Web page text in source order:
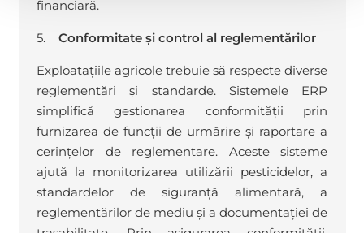
financiară.
5. Conformitate și control al reglementărilor
Exploatațiile agricole trebuie să respecte diverse
reglementări și standarde. Sistemele ERP
simplifică gestionarea conformității prin
furnizarea de funcții de urmărire și raportare a
cerințelor de reglementare. Aceste sisteme
ajută la monitorizarea utilizării pesticidelor, a
standardelor de siguranță alimentară, a
reglementărilor de mediu și a documentației de